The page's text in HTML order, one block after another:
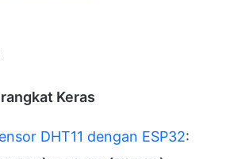
Keras
DHT11 dengan ESP32: